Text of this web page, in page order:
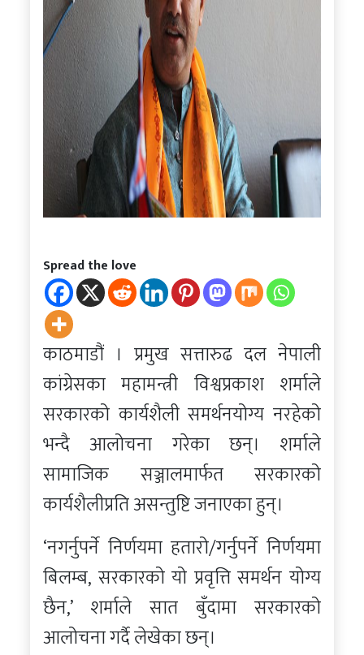
Spread the love
काठमाडौं । प्रमुख सत्तारुढ दल नेपाली
कांग्रेसका महामन्त्री विश्वप्रकाश शर्माले
सरकारको कार्यशैली समर्थनयोग्य नरहेको
भन्दै आलोचना गरेका छन्। शर्माले
सामाजिक सञ्जालमार्फत सरकारको
कार्यशैलीप्रति असन्तुष्टि जनाएका हुन्।
‘नगर्नुपर्ने निर्णयमा हतारो/गर्नुपर्ने निर्णयमा
बिलम्ब, सरकारको यो प्रवृत्ति समर्थन योग्य
छैन,’ शर्माले सात बुँदामा सरकारको
आलोचना गर्दै लेखेका छन्।